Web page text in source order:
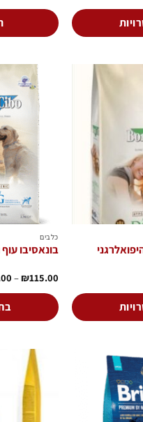
⁦₪99.00⁩
המשאלות
⁦₪115.00⁩
כלבים
בונאסיבו
₪115.00
–
מספר
סוגים.
לרשימת
המשאלות